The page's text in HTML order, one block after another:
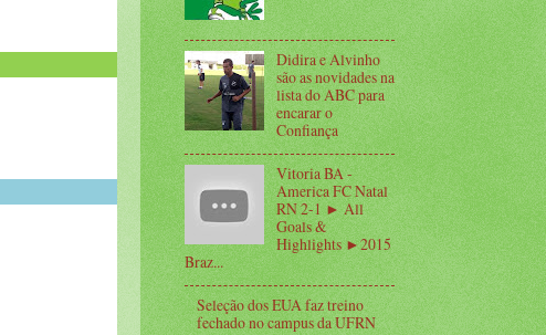
Didira e Alvinho
são as novidades na
lista do ABC para
encarar o
Confiança
Vitoria BA -
America FC Natal
RN 2-1 ► All
Goals &
Highlights ►2015
Braz...
Seleção dos EUA faz treino
fechado no campus da UFRN